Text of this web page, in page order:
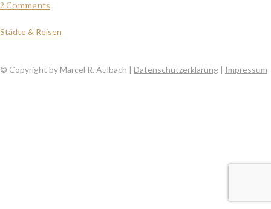
2 Comments
Städte & Reisen
© Copyright by Marcel R. Aulbach | Datenschutzerklärung | Impressum